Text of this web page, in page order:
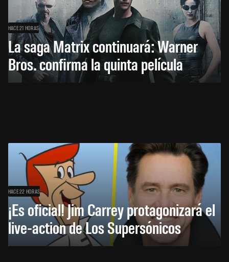
HACE 21 HORAS
La saga Matrix continuará: Warner
Bros. confirma la quinta película
HACE 22 HORAS
¡Es oficial! Jim Carrey protagonizará el
live-action de Los Supersónicos